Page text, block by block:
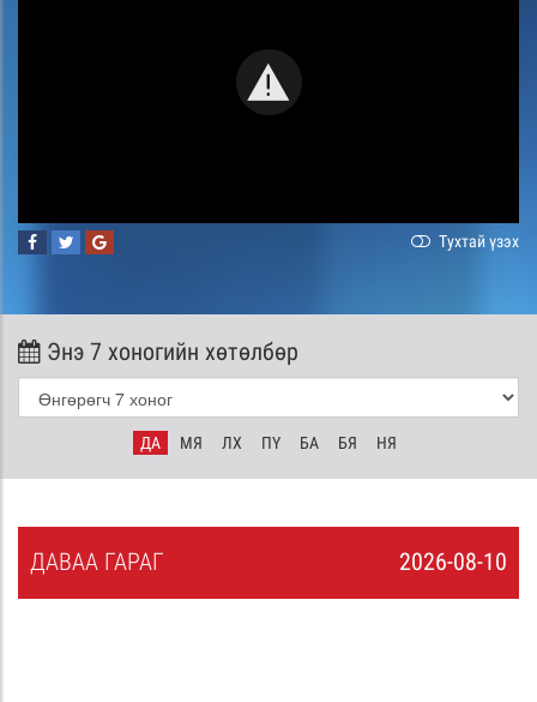
Тухтай үзэх
Энэ 7 хоногийн хөтөлбөр
ДА МЯ ЛХ ПҮ БА БЯ НЯ
2026-08-10
ДАВАА ГАРАГ